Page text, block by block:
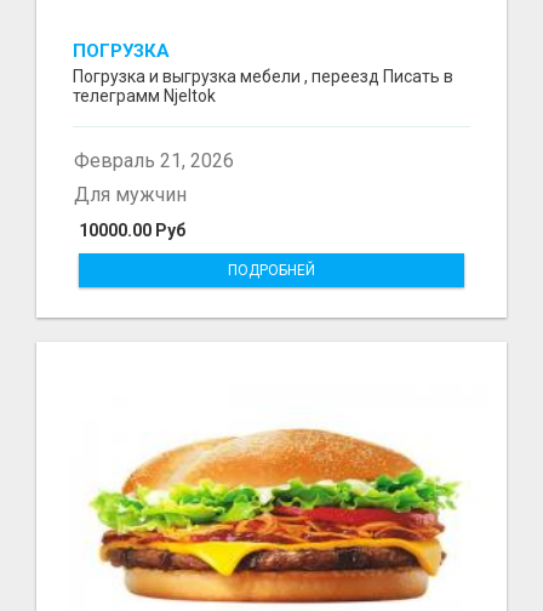
ПОГРУЗКА
Погрузка и выгрузка мебели , переезд Писать в
телеграмм Njeltok
Февраль 21, 2026
10000.00 Руб
Для мужчин
ПОДРОБНЕЙ